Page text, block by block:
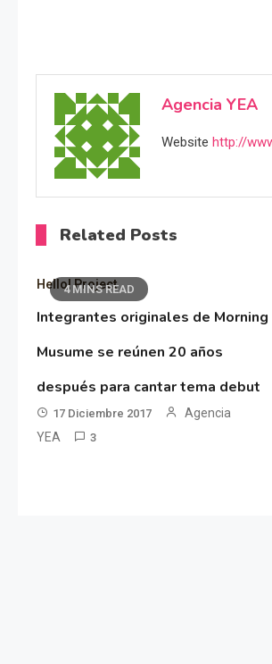
Agencia YEA
Website http://
Related Posts
4 MINS READ
Hello! Project
Integrantes originales de Morning
Musume se reúnen 20 años
después para cantar tema debut
17 Diciembre 2017
Agencia
YEA
3